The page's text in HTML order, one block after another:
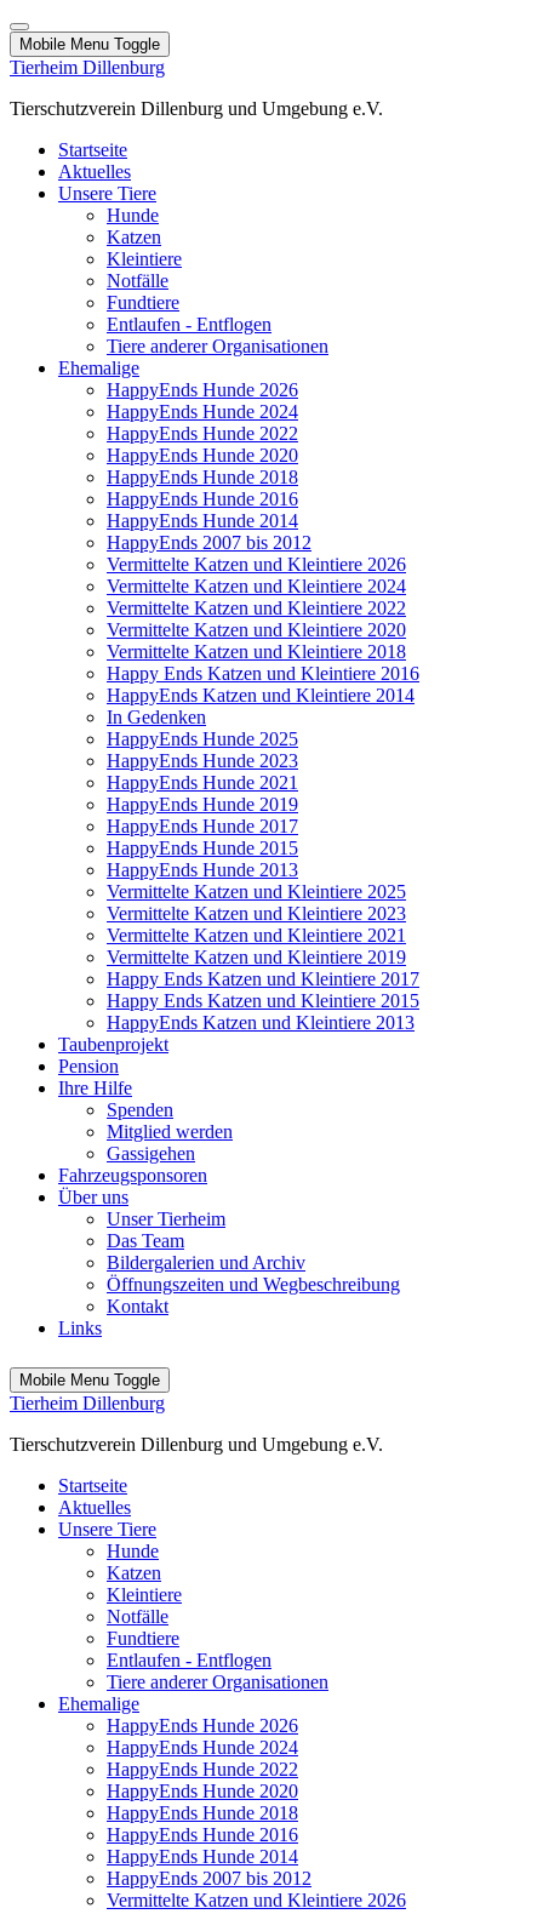
Mobile Menu Toggle
Tierheim Dillenburg
Tierschutzverein Dillenburg und Umgebung e.V.
Startseite
Aktuelles
Unsere Tiere
Hunde
Katzen
Kleintiere
Notfälle
Fundtiere
Entlaufen - Entflogen
Tiere anderer Organisationen
Ehemalige
HappyEnds Hunde 2026
HappyEnds Hunde 2024
HappyEnds Hunde 2022
HappyEnds Hunde 2020
HappyEnds Hunde 2018
HappyEnds Hunde 2016
HappyEnds Hunde 2014
HappyEnds 2007 bis 2012
Vermittelte Katzen und Kleintiere 2026
Vermittelte Katzen und Kleintiere 2024
Vermittelte Katzen und Kleintiere 2022
Vermittelte Katzen und Kleintiere 2020
Vermittelte Katzen und Kleintiere 2018
Happy Ends Katzen und Kleintiere 2016
HappyEnds Katzen und Kleintiere 2014
In Gedenken
HappyEnds Hunde 2025
HappyEnds Hunde 2023
HappyEnds Hunde 2021
HappyEnds Hunde 2019
HappyEnds Hunde 2017
HappyEnds Hunde 2015
HappyEnds Hunde 2013
Vermittelte Katzen und Kleintiere 2025
Vermittelte Katzen und Kleintiere 2023
Vermittelte Katzen und Kleintiere 2021
Vermittelte Katzen und Kleintiere 2019
Happy Ends Katzen und Kleintiere 2017
Happy Ends Katzen und Kleintiere 2015
HappyEnds Katzen und Kleintiere 2013
Taubenprojekt
Pension
Ihre Hilfe
Spenden
Mitglied werden
Gassigehen
Fahrzeugsponsoren
Über uns
Unser Tierheim
Das Team
Bildergalerien und Archiv
Öffnungszeiten und Wegbeschreibung
Kontakt
Links
Mobile Menu Toggle
Tierheim Dillenburg
Tierschutzverein Dillenburg und Umgebung e.V.
Startseite
Aktuelles
Unsere Tiere
Hunde
Katzen
Kleintiere
Notfälle
Fundtiere
Entlaufen - Entflogen
Tiere anderer Organisationen
Ehemalige
HappyEnds Hunde 2026
HappyEnds Hunde 2024
HappyEnds Hunde 2022
HappyEnds Hunde 2020
HappyEnds Hunde 2018
HappyEnds Hunde 2016
HappyEnds Hunde 2014
HappyEnds 2007 bis 2012
Vermittelte Katzen und Kleintiere 2026